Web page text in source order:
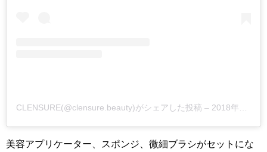
CLENSURE(@clensure.beauty)がシェアした投稿 – 2018年12月月12日午後9時41分PST
美容アプリケーター、スポンジ、微細ブラシがセットにな